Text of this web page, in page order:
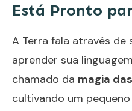
Está Pronto
A Terra fala através de
aprender sua
chamado da magia
cultivando um